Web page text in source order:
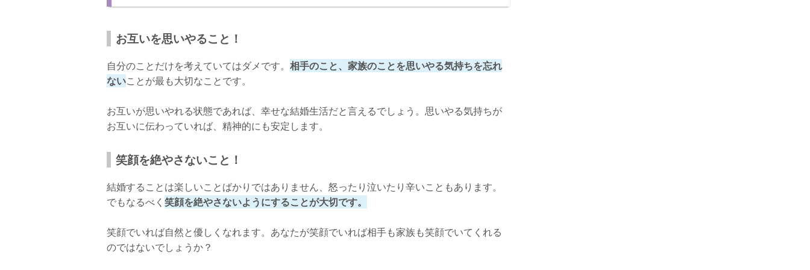
お互いを思いやること！
自分のことだけを考えていてはダメです。 相手のこと、家族のことを思いやる気持ちを忘れ
ないことが最も大切なことです。
お互いが思いやれる状態であれば、幸せな結婚生活だと言えるでしょう。思いやる気持ちが
お互いに伝わっていれば、精神的にも安定します。
笑顔を絶やさないこと！
結婚することは楽しいことばかりではありません、怒ったり泣いたり辛いこともあります。
でもなるべく 笑顔を絶やさないようにすることが大切です。
笑顔でいれば自然と優しくなれます。あなたが笑顔でいれば相手も家族も笑顔でいてくれる
のではないでしょうか？